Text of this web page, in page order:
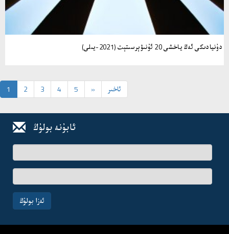
دۇنيادىكى ئەڭ ياخشى 20 ئۇنىۋېرسىتېت (2021-يىلى)
1 2 3 4 5 » ئاخىر
ئابۇنە بولۇڭ
ئىسىم-
فامىلىڭىز
ئېلخەت
ئادرىسىڭىز
ئەزا بولۇڭ